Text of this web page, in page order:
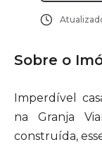
Sobre o
Imperdível
na Granja
construída,